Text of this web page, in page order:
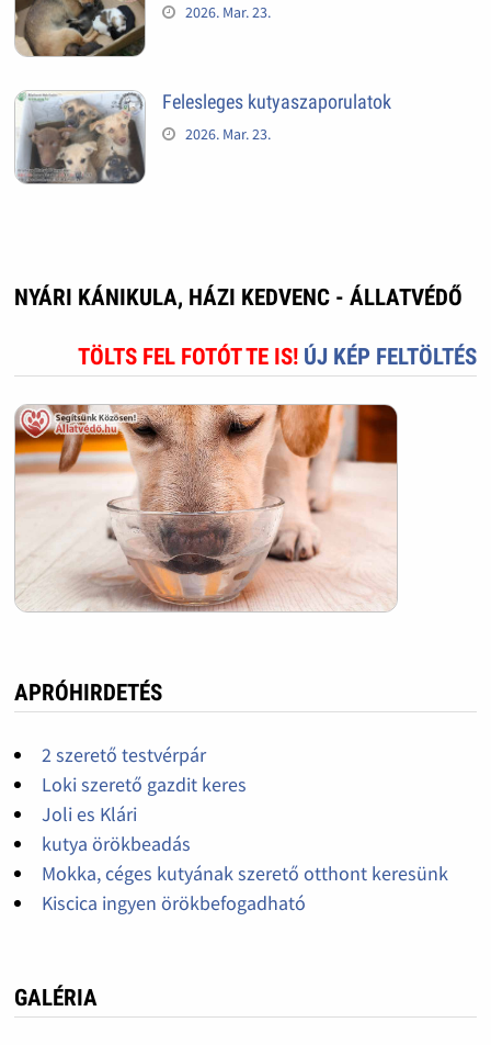
2026. Mar. 23.
Felesleges kutyaszaporulatok
2026. Mar. 23.
NYÁRI KÁNIKULA, HÁZI KEDVENC - ÁLLATVÉDŐ
TÖLTS FEL FOTÓT TE IS! ÚJ KÉP FELTÖLTÉS
APRÓHIRDETÉS
2 szerető testvérpár
Loki szerető gazdit keres
Joli es Klári
kutya örökbeadás
Mokka, céges kutyának szerető otthont keresünk
Kiscica ingyen örökbefogadható
GALÉRIA